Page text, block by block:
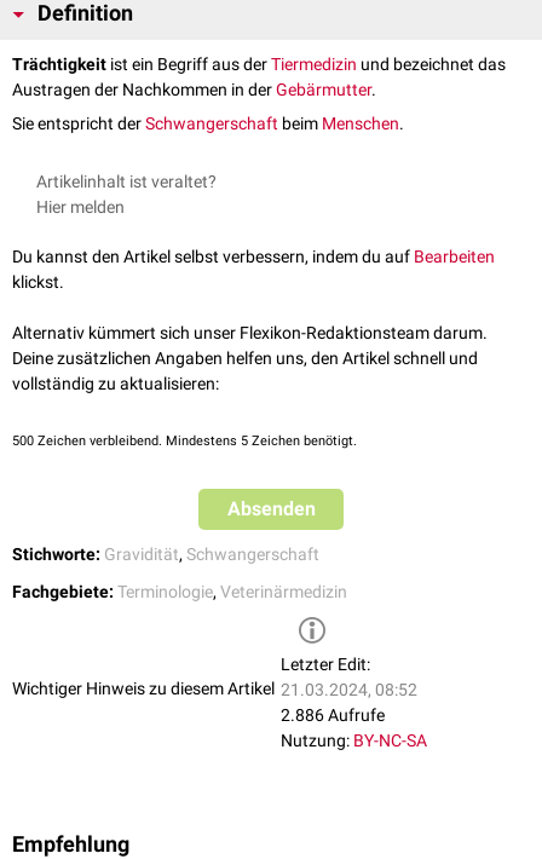
Definition
Trächtigkeit ist ein Begriff aus derTiermedizin und bezeichnet das
Austragen der Nachkommen in derGebärmutter.
Sie entspricht derSchwangerschaft beim Menschen.
Artikelinhalt ist veraltet?
Hier melden
Du kannst den Artikel selbst verbessern, indem du auf Bearbeiten
klickst.
Alternativ kümmert sich unser Flexikon-Redaktionsteam darum.
Deine zusätzlichen Angaben helfen uns, den Artikel schnell und
vollständig zu aktualisieren:
500 Zeichen verbleibend. Mindestens 5 Zeichen benötigt.
Absenden
Stichworte: Gravidität, Schwangerschaft
Fachgebiete: Terminologie, Veterinärmedizin
Wichtiger Hinweis zu diesem Artikel
Letzter Edit:
21.03.2024, 08:52
2.886 Aufrufe
Nutzung: BY-NC-SA
Empfehlung